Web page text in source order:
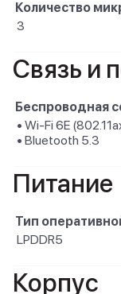
Количество
3
Связь и
Беспроводная
• Wi-Fi 6E
• Bluetooth 5.3
Питание
Тип
LPDDR5
Корпус